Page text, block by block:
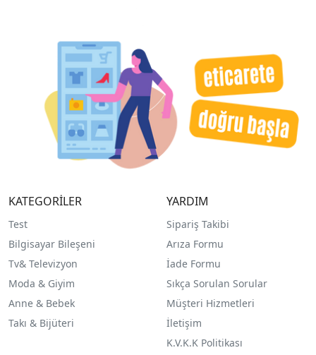
KATEGORİLER
Test
Bilgisayar Bileşeni
Tv& Televizyon
Moda & Giyim
Anne & Bebek
Takı & Bijüteri
YARDIM
Sipariş Takibi
Arıza Formu
İade Formu
Sıkça Sorulan Sorular
Müşteri Hizmetleri
İletişim
K.V.K.K Politikası